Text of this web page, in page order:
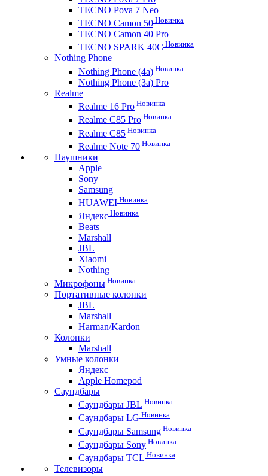
TECNO Pova 7 Neo
TECNO Camon 50 Новинка
TECNO Camon 40 Pro
TECNO SPARK 40C Новинка
Nothing Phone
Nothing Phone (4a) Новинка
Nothing Phone (3a) Pro
Realme
Realme 16 Pro Новинка
Realme C85 Pro Новинка
Realme C85 Новинка
Realme Note 70 Новинка
Наушники
Apple
Sony
Samsung
HUAWEI Новинка
Яндекс Новинка
Beats
Marshall
JBL
Xiaomi
Nothing
Микрофоны Новинка
Портативные колонки
JBL
Marshall
Harman/Kardon
Колонки
Marshall
Умные колонки
Яндекс
Apple Homepod
Саундбары
Саундбары JBL Новинка
Саундбары LG Новинка
Саундбары Samsung Новинка
Саундбары Sony Новинка
Саундбары TCL Новинка
Телевизоры